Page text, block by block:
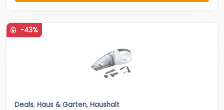
-43%
Deals, Haus & Garten, Haushalt